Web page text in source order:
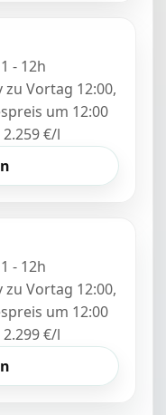
- 12h
zu Vortag 12:00,
um 12:00
2.259 €/l
- 12h
zu Vortag 12:00,
um 12:00
2.299 €/l